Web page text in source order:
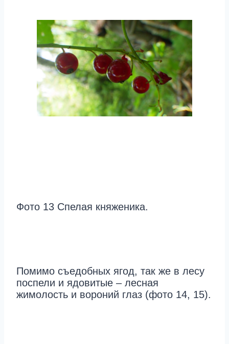
Фото 13 Спелая княженика.
Помимо съедобных ягод, так же в лесу
поспели и ядовитые – лесная
жимолость и вороний глаз (фото 14, 15).